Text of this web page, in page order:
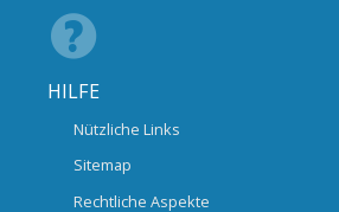
HILFE
Nützliche Links
Sitemap
Rechtliche Aspekte